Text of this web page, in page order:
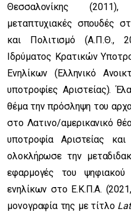
Θεσσαλονίκης (2011),
μεταπτυχιακές σπουδές
και Πολιτισμό (Α.Π.Θ.,
Ιδρύματος Κρατικών
Ενηλίκων (Ελληνικό
υποτροφίες Αριστείας).
θέμα την πρόσληψη του
στο Λατινο/αμερικανικό
υποτροφία Αριστείας
ολοκλήρωσε την
εφαρμογές του ψηφιακού
ενηλίκων στο Ε.Κ.Π.Α.
μονογραφία της με τίτλο